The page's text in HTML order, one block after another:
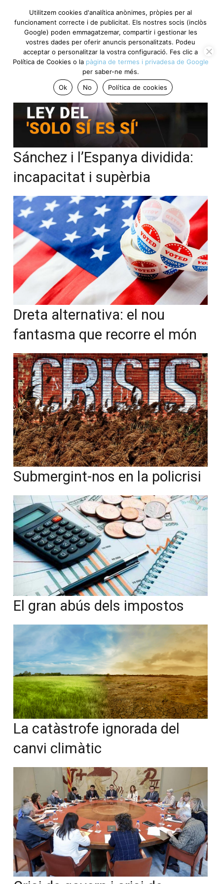
Sánchez i l’Espanya dividida:
incapacitat i supèrbia
Dreta alternativa: el nou
fantasma que recorre el món
Submergint-nos en la policrisi
El gran abús dels impostos
La catàstrofe ignorada del
canvi climàtic
Utilitzem cookies d'analítica anònimes, pròpies per al
funcionament correcte i de publicitat. Els nostres socis (inclòs
Google) poden emmagatzemar, compartir i gestionar les
vostres dades per oferir anuncis personalitzats. Podeu
acceptar o personalitzar la vostra configuració. Fes clic a
Política de Cookies o la pàgina de termes i privadesa de Google
per saber-ne més.
Ok
No Política de cookies